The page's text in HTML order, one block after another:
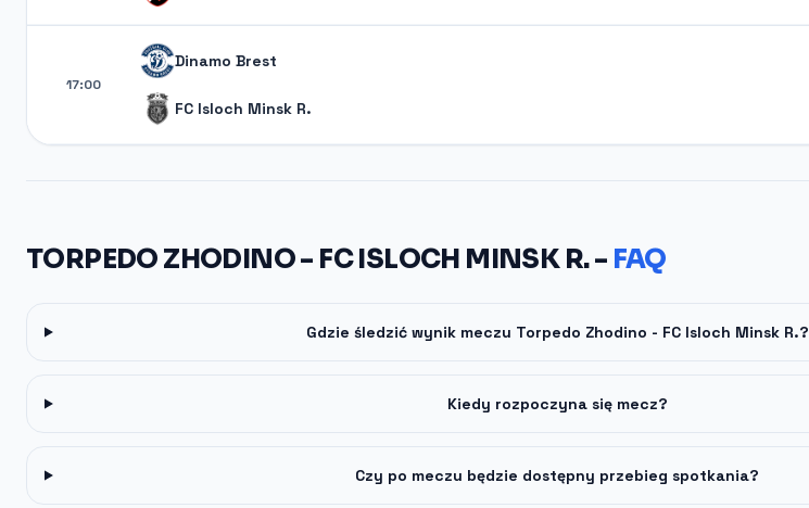
17:00
Dinamo Brest
FC Isloch Minsk R.
TORPEDO ZHODINO - FC ISLOCH MINSK R. - FAQ
Gdzie śledzić wynik meczu Torpedo Zhodino - FC Isloch Minsk R.?
Kiedy rozpoczyna się mecz?
Czy po meczu będzie dostępny przebieg spotkania?